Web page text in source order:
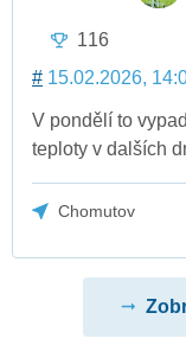
116
# 15.02.2026,
V pondělí to
teploty v dalších
Chomutov